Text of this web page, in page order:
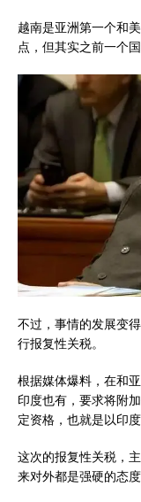
越南是亚洲第一个和
点，但其实之前一个
不过，事情的发展变
行报复性关税。
根据媒体爆料，在和
印度也有，要求将附
定资格，也就是以印
这次的报复性关税，
来对外都是强硬的态度